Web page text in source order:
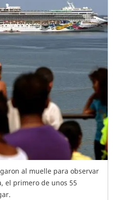
al muelle para observar
el primero de unos 55